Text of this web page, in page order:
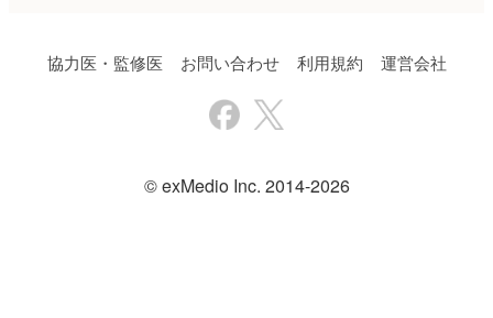
© exMedio Inc. 2014-2026
協力医・監修医 お問い合わせ 利用規約 運営会社